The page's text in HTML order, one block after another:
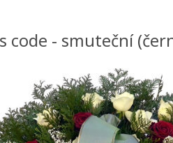
code - smuteční